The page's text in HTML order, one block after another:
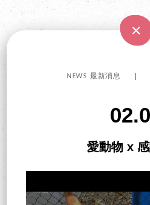
NEWS 最新消息
愛動物 x